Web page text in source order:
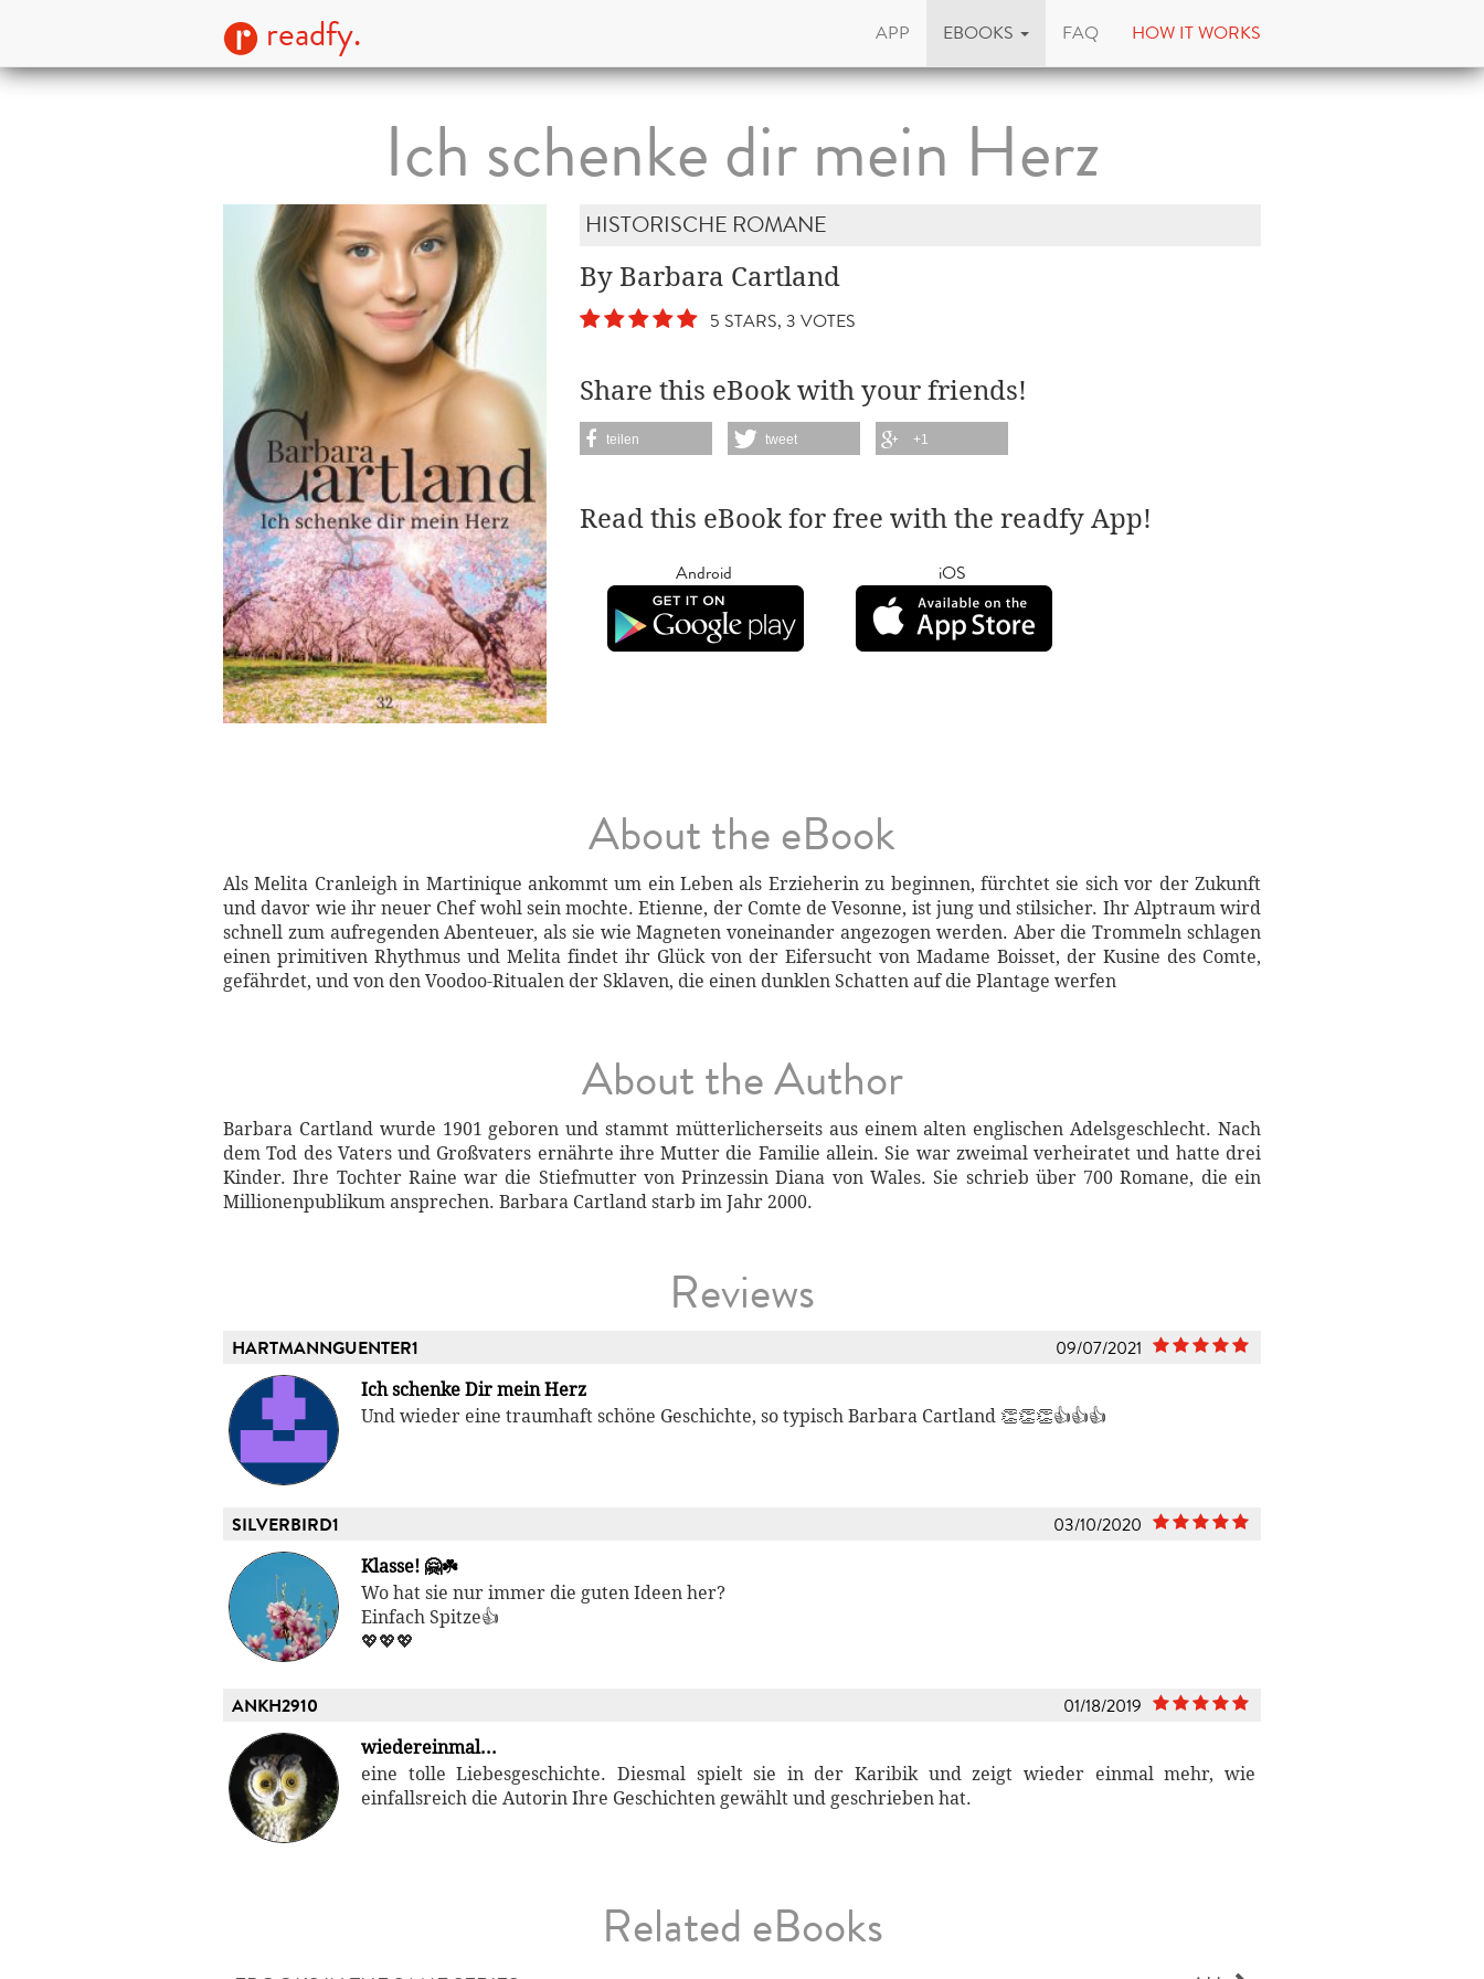
readfy. APP EBOOKS FAQ HOW IT WORKS
Ich schenke dir mein Herz
HISTORISCHE ROMANE
By Barbara Cartland
5 STARS, 3 VOTES
Share this eBook with your friends!
teilen tweet +1
Read this eBook for free with the readfy App!
Android iOS
About the eBook
Als Melita Cranleigh in Martinique ankommt um ein Leben als Erzieherin zu beginnen, fürchtet sie sich vor der Zukunft
und davor wie ihr neuer Chef wohl sein mochte. Etienne, der Comte de Vesonne, ist jung und stilsicher. Ihr Alptraum wird
schnell zum aufregenden Abenteuer, als sie wie Magneten voneinander angezogen werden. Aber die Trommeln schlagen
einen primitiven Rhythmus und Melita findet ihr Glück von der Eifersucht von Madame Boisset, der Kusine des Comte,
gefährdet, und von den Voodoo-Ritualen der Sklaven, die einen dunklen Schatten auf die Plantage werfen
About the Author
Barbara Cartland wurde 1901 geboren und stammt mütterlicherseits aus einem alten englischen Adelsgeschlecht. Nach
dem Tod des Vaters und Großvaters ernährte ihre Mutter die Familie allein. Sie war zweimal verheiratet und hatte drei
Kinder. Ihre Tochter Raine war die Stiefmutter von Prinzessin Diana von Wales. Sie schrieb über 700 Romane, die ein
Millionenpublikum ansprechen. Barbara Cartland starb im Jahr 2000.
Reviews
HARTMANNGUENTER1 09/07/2021
Ich schenke Dir mein Herz
Und wieder eine traumhaft schöne Geschichte, so typisch Barbara Cartland 👏👏👏👍👍👍
SILVERBIRD1 03/10/2020
Klasse! 🤗☘️
Wo hat sie nur immer die guten Ideen her?
Einfach Spitze👍
💖💖💖
ANKH2910 01/18/2019
wiedereinmal...
eine tolle Liebesgeschichte. Diesmal spielt sie in der Karibik und zeigt wieder einmal mehr, wie
einfallsreich die Autorin Ihre Geschichten gewählt und geschrieben hat.
Related eBooks